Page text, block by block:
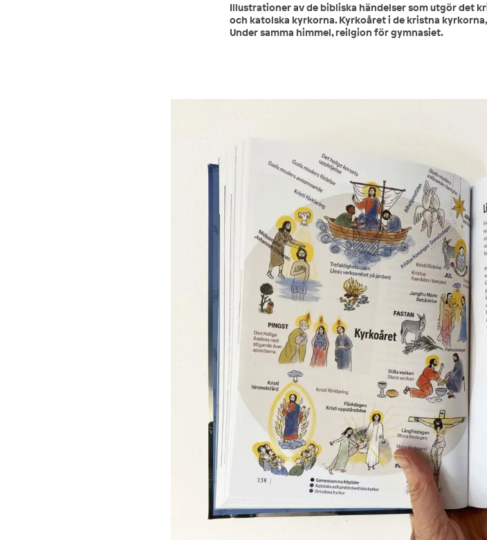
Illustrationer av de bibliska händelser som utgör det
och katolska kyrkorna. Kyrkoåret i de kristna
Under samma himmel, reilgion för gymnasiet.